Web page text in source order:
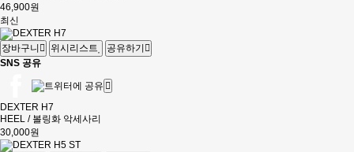
46,900원
최신
장바구니 위시리스트
공유하기
SNS 공유
DEXTER H7
HEEL / 볼링화 악세사리
30,000원